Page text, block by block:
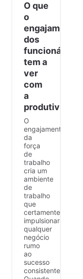
O que
o
engajamento
dos
funcionários
tem a
ver
com
a
produtividade?
O
engajamento
da
força
de
trabalho
cria um
ambiente
de
trabalho
que
certamente
impulsionará
qualquer
negócio
rumo
ao
sucesso
consistente.